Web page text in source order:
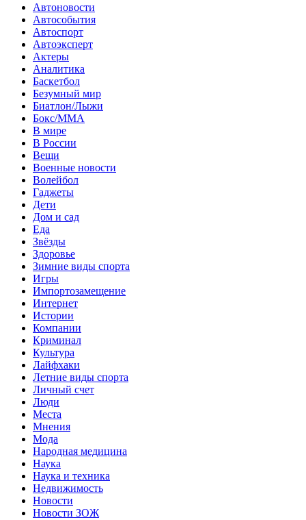
Автоновости
Автособытия
Автоспорт
Автоэксперт
Актеры
Аналитика
Баскетбол
Безумный мир
Биатлон/Лыжи
Бокс/MMA
В мире
В России
Вещи
Военные новости
Волейбол
Гаджеты
Дети
Дом и сад
Еда
Звёзды
Здоровье
Зимние виды спорта
Игры
Импортозамещение
Интернет
Истории
Компании
Криминал
Культура
Лайфхаки
Летние виды спорта
Личный счет
Люди
Места
Мнения
Мода
Народная медицина
Наука
Наука и техника
Недвижимость
Новости
Новости ЗОЖ